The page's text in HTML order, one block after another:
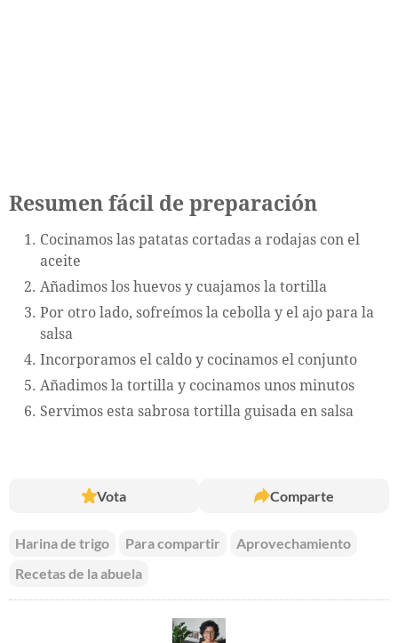
Resumen fácil de preparación
Cocinamos las patatas cortadas a rodajas con el
aceite
Añadimos los huevos y cuajamos la tortilla
Por otro lado, sofreímos la cebolla y el ajo para la
salsa
Incorporamos el caldo y cocinamos el conjunto
Añadimos la tortilla y cocinamos unos minutos
Servimos esta sabrosa tortilla guisada en salsa
Vota Comparte
Harina de trigo Para compartir
Aprovechamiento
Recetas de la abuela